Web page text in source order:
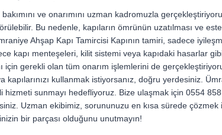
ve onarımını uzman kadromuzla
Bu nedenle, kapıların ömrünün uzatılması ve
Ahşap Kapı Tamircisi Kapının tamiri, sadece
kapı menteşeleri, kilit sistemi veya kapıdaki hasarlar
için gerekli olan tüm onarım işlemlerini de
kapılarınızı kullanmak istiyorsanız, doğru yerdesiniz.
sunmayı hedefliyoruz. Bize ulaşmak için 0554
Uzman ekibimiz, sorununuzu en kısa sürede çözmek
bir parçası olduğunu unutmayın!